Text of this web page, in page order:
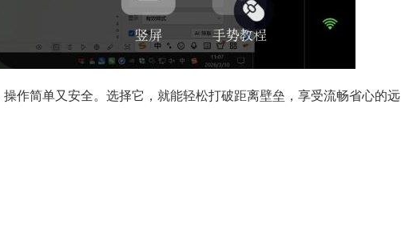
作简单又安全。选择它，就能轻松打破距离壁垒，享受流畅省心的远